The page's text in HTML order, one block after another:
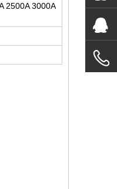
2500A 3000A